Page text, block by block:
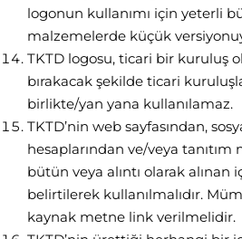
logonun kullanımı için yeterli
malzemelerde küçük
TKTD logosu, ticari bir kuruluş
bırakacak şekilde ticari
birlikte/yan yana kullanılamaz.
TKTD’nin web sayfasından,
hesaplarından ve/veya
bütün veya alıntı olarak alınan
belirtilerek kullanılmalıdır.
kaynak metne link verilmelidir.